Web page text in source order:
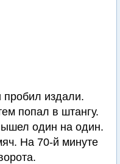
пробил издали.
попал в штангу.
один на один.
На 70-й минуте